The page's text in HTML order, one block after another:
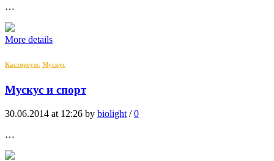
…
More details
Кастореум, Мускус
Мускус и спорт
30.06.2014 at 12:26 by biolight /0
…